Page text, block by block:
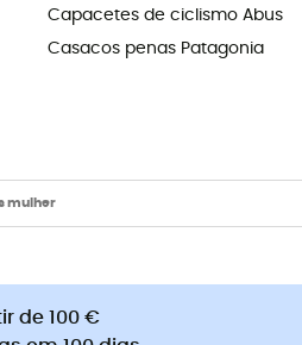
Capacetes de ciclismo Abus
Casacos penas Patagonia
mulher
de 100 €